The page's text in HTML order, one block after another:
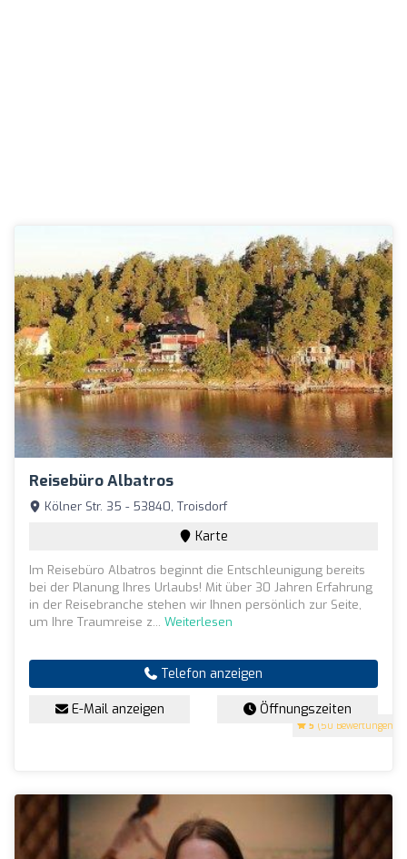
Reisebüro Albatros
5 (50 Bewertungen)
Kölner Str. 35 - 53840, Troisdorf
Karte
Im Reisebüro Albatros beginnt die Entschleunigung bereits
bei der Planung Ihres Urlaubs! Mit über 30 Jahren Erfahrung
in der Reisebranche stehen wir Ihnen persönlich zur Seite,
um Ihre Traumreise z... Weiterlesen
Telefon anzeigen
E-Mail anzeigen Öffnungszeiten